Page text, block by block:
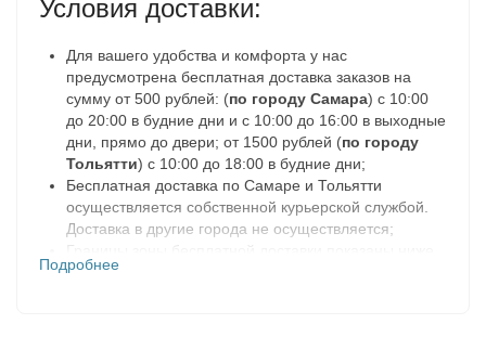
Условия доставки:
Для вашего удобства и комфорта у нас
предусмотрена бесплатная доставка заказов на
сумму от 500 рублей: (по городу Самара) с 10:00
до 20:00 в будние дни и с 10:00 до 16:00 в выходные
дни, прямо до двери; от 1500 рублей (по городу
Тольятти) с 10:00 до 18:00 в будние дни;
Бесплатная доставка по Самаре и Тольятти
осуществляется собственной курьерской службой.
Доставка в другие города не осуществляется;
Границы зоны бесплатной доставки показаны ниже
на карте в разделе «География доставок»;
Подробнее